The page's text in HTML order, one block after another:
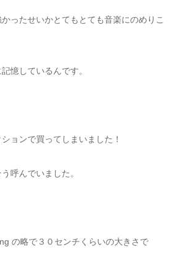
ったせいかとてもとても音楽にのめりこ
憶しているんです。
ョンで買ってしまいました！
呼んでいました。
の略で３０センチくらいの大きさで